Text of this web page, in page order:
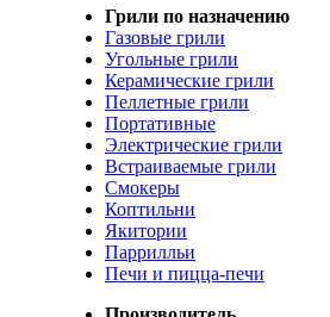
Грили по назначению
Газовые грили
Угольные грили
Керамические грили
Пеллетные грили
Портативные
Электрические грили
Встраиваемые грили
Смокеры
Коптильни
Якитории
Паррилльи
Печи и пицца-печи